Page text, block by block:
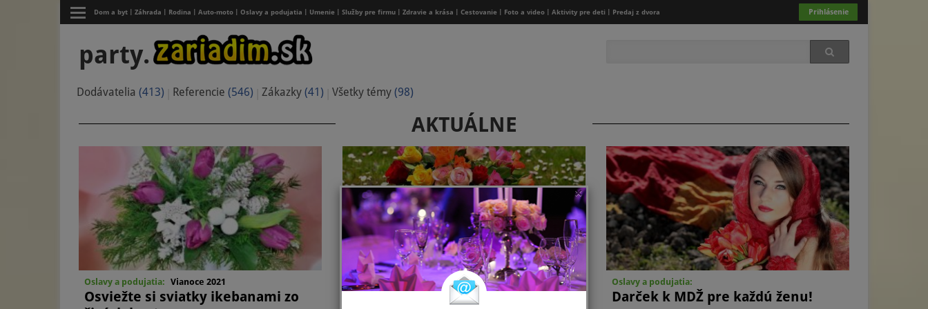
Prihlásenie
Dom a byt Záhrada Rodina Auto-moto Oslavy a podujatia Umenie Služby pre firmu Zdravie a krása Cestovanie Foto a video Aktivity pre deti Predaj z dvora
party.
Dodávatelia (413) Referencie (546) Zákazky (41) Všetky témy (98)
AKTUÁLNE
Oslavy a podujatia: Vianoce 2021
Osviežte si sviatky ikebanami zo
Oslavy a podujatia:
Ako vybrať správnu kyticu pre
Oslavy a podujatia:
Darček k MDŽ pre každú ženu!
×